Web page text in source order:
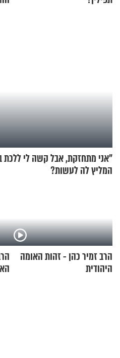
"אני מתחזקת, אבל קשה לי ללכת
המליץ לה לעשות?
הרב זמיר כהן - זהות האומה
היהודית